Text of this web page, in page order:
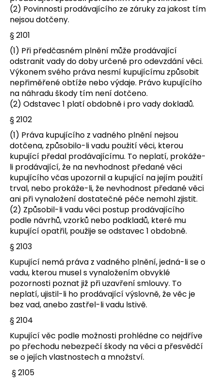
(2) Povinnosti prodávajícího ze záruky za jakost tím
nejsou dotčeny.
§ 2101
(1) Při předčasném plnění může prodávající
odstranit vady do doby určené pro odevzdání věci.
Výkonem svého práva nesmí kupujícímu způsobit
nepřiměřené obtíže nebo výdaje. Právo kupujícího
na náhradu škody tím není dotčeno.
(2) Odstavec 1 platí obdobně i pro vady dokladů.
§ 2102
(1) Práva kupujícího z vadného plnění nejsou
dotčena, způsobilo-li vadu použití věci, kterou
kupující předal prodávajícímu. To neplatí, prokáže-
li prodávající, že na nevhodnost předané věci
kupujícího včas upozornil a kupující na jejím použití
trval, nebo prokáže-li, že nevhodnost předané věci
ani při vynaložení dostatečné péče nemohl zjistit.
(2) Způsobil-li vadu věci postup prodávajícího
podle návrhů, vzorků nebo podkladů, které mu
kupující opatřil, použije se odstavec 1 obdobně.
§ 2103
Kupující nemá práva z vadného plnění, jedná-li se o
vadu, kterou musel s vynaložením obvyklé
pozornosti poznat již při uzavření smlouvy. To
neplatí, ujistil-li ho prodávající výslovně, že věc je
bez vad, anebo zastřel-li vadu lstivě.
§ 2104
Kupující věc podle možnosti prohlédne co nejdříve
po přechodu nebezpečí škody na věci a přesvědčí
se o jejích vlastnostech a množství.
§ 2105